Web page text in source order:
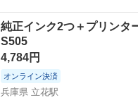
純正インク2つ＋プリンタ
S505
4,784円
オンライン決済
兵庫県 立花駅